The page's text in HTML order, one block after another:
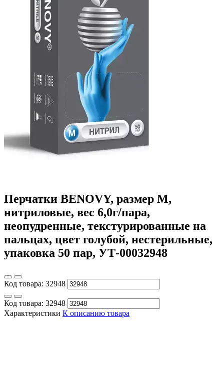
Перчатки BENOVY, размер M,
нитриловые, вес 6,0г/пара,
неопудренные, текстурированные на
пальцах, цвет голубой, нестерильные,
упаковка 50 пар, УТ-00032948
Код товара: 32948
Код товара: 32948
Характеристики К описанию товара